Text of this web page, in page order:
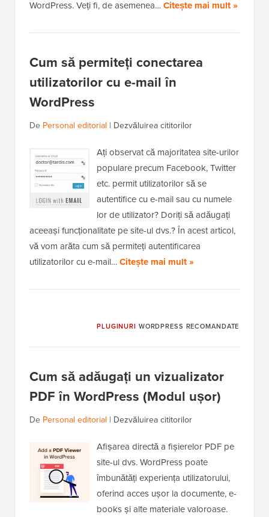
WordPress. Veți fi, de asemenea…Citește mai mult »
Cum să permiteți conectarea
utilizatorilor cu e-mail în
WordPress
De Personal editorial | Dezvăluirea cititorilor
Ați observat că majoritatea site-urilor
populare precum Facebook, Twitter
etc. permit utilizatorilor să se
autentifice cu e-mail sau cu numele
lor de utilizator? Doriți să adăugați
aceeași funcționalitate pe site-ul dvs.? În acest articol,
vă vom arăta cum să permiteți autentificarea
utilizatorilor cu e-mail…Citește mai mult »
PLUGINURI WORDPRESS RECOMANDATE
Cum să adăugați un vizualizator
PDF în WordPress (Modul ușor)
De Personal editorial | Dezvăluirea cititorilor
Afișarea directă a fișierelor PDF pe
site-ul dvs. WordPress poate
îmbunătăți experiența utilizatorului,
oferind acces ușor la documente, e-
books și alte materiale valoroase.